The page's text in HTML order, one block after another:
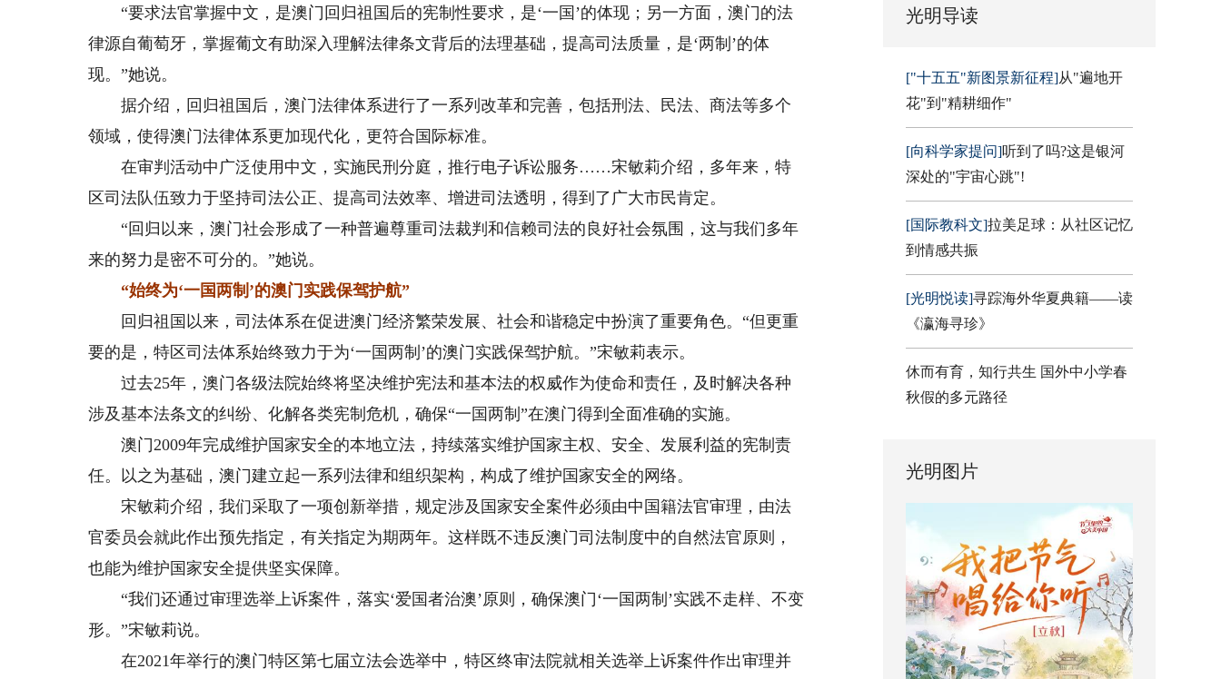
“要求法官掌握中文，是澳门回归祖国后的宪制性要求，是‘一国’的体现；另一方面，澳门的法
律源自葡萄牙，掌握葡文有助深入理解法律条文背后的法理基础，提高司法质量，是‘两制’的体
现。”她说。
据介绍，回归祖国后，澳门法律体系进行了一系列改革和完善，包括刑法、民法、商法等多个
领域，使得澳门法律体系更加现代化，更符合国际标准。
在审判活动中广泛使用中文，实施民刑分庭，推行电子诉讼服务……宋敏莉介绍，多年来，特
区司法队伍致力于坚持司法公正、提高司法效率、增进司法透明，得到了广大市民肯定。
“回归以来，澳门社会形成了一种普遍尊重司法裁判和信赖司法的良好社会氛围，这与我们多年
来的努力是密不可分的。”她说。
“始终为‘一国两制’的澳门实践保驾护航”
回归祖国以来，司法体系在促进澳门经济繁荣发展、社会和谐稳定中扮演了重要角色。“但更重
要的是，特区司法体系始终致力于为‘一国两制’的澳门实践保驾护航。”宋敏莉表示。
过去25年，澳门各级法院始终将坚决维护宪法和基本法的权威作为使命和责任，及时解决各种
涉及基本法条文的纠纷、化解各类宪制危机，确保“一国两制”在澳门得到全面准确的实施。
澳门2009年完成维护国家安全的本地立法，持续落实维护国家主权、安全、发展利益的宪制责
任。以之为基础，澳门建立起一系列法律和组织架构，构成了维护国家安全的网络。
宋敏莉介绍，我们采取了一项创新举措，规定涉及国家安全案件必须由中国籍法官审理，由法
官委员会就此作出预先指定，有关指定为期两年。这样既不违反澳门司法制度中的自然法官原则，
也能为维护国家安全提供坚实保障。
“我们还通过审理选举上诉案件，落实‘爱国者治澳’原则，确保澳门‘一国两制’实践不走样、不变
形。”宋敏莉说。
在2021年举行的澳门特区第七届立法会选举中，特区终审法院就相关选举上诉案件作出审理并
光明导读
["十五五"新图景新征程]从"遍地开
花"到"精耕细作"
[向科学家提问]听到了吗?这是银河
深处的"宇宙心跳"!
[国际教科文]拉美足球：从社区记忆
到情感共振
[光明悦读]寻踪海外华夏典籍——读
《瀛海寻珍》
休而有育，知行共生 国外中小学春
秋假的多元路径
光明图片